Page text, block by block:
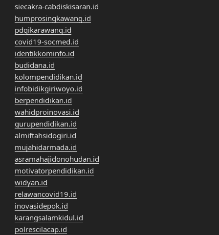
siecakra-cabdiskisaran.id
humprosingkawang.id
pdgikarawang.id
covid19-socmed.id
identikkominfo.id
budidana.id
kolompendidikan.id
infobidikgiriwoyo.id
berpendidikan.id
wahidproinovasi.id
gurupendidikan.id
almiftahsidogiri.id
mujahidarmada.id
asramahajidonohudan.id
motivatorpendidikan.id
widyan.id
relawancovid19.id
inovasidepok.id
karangsalamkidul.id
polrescilacap.id